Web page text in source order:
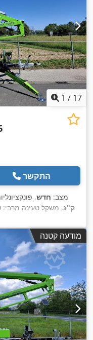
1 / 17
התקשר
מצב: חדש,
ק"ג, משקל טעינה מרבי:
כולל:1,900 מ"מ , מצב
מודעה קטנה